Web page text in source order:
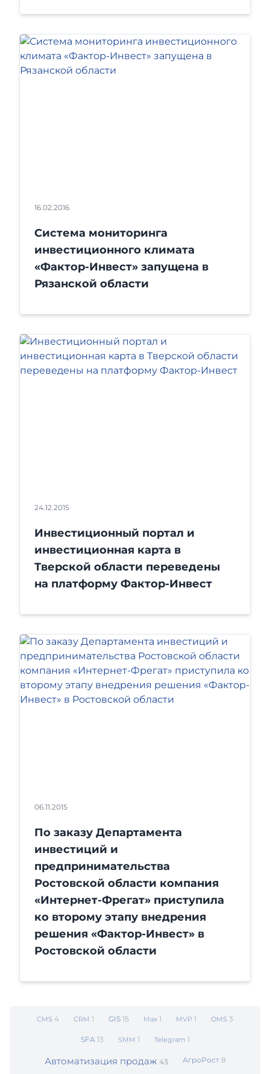
16.02.2016
Система мониторинга
инвестиционного климата
«Фактор-Инвест» запущена в
Рязанской области
24.12.2015
Инвестиционный портал и
инвестиционная карта в
Тверской области переведены
на платформу Фактор-Инвест
06.11.2015
По заказу Департамента
инвестиций и
предпринимательства
Ростовской области компания
«Интернет-Фрегат» приступила
ко второму этапу внедрения
решения «Фактор-Инвест» в
Ростовской области
CMS 4 CRM 1 GIS 15 Max 1 MVP 1 OMS 3
SFA 13 SMM 1 Telegram 1
Автоматизация продаж 43 АгроРост 8